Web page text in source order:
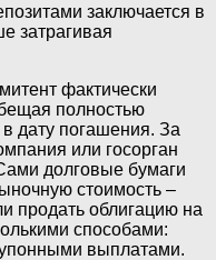
заключается в
затрагивая
фактически
полностью
дату погашения. За
или госорган
долговые бумаги
стоимость –
продать облигацию на
способами:
выплатами.